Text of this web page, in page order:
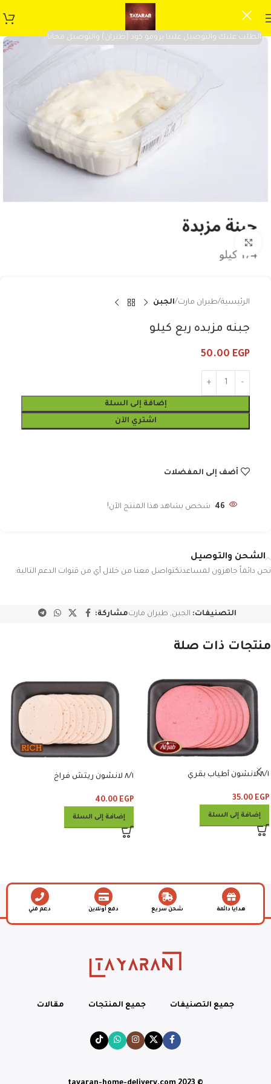
الطلب عليك والتوصيل علينا برومو كود (طيران) والتوصيل مجانا
الرئيسية طيران مارت الجبن
جبنه مزبده ربع كيلو
50.00 EGP
إضافة إلى السلة
اشتري الآن
أضف إلى المفضلات
46 شخص يشاهد هذا المنتج الآن!
الشحن والتوصيل
نحن دائماً جاهزون لمساعدتكتواصل معنا من خلال أي من قنوات الدعم التالية:
التصنيفات: الجبن, طيران مارتمشاركة:
منتجات ذات صلة
٨/١ لانشون أطياب بقري
35.00 EGP
إضافة إلى السلة
٨/١ لانشون ريتش فراخ
40.00 EGP
إضافة إلى السلة
هدايا دائمة شحن سريع دفع أونلاين دعم فني
جميع التصنيفات جميع المنتجات مقالات